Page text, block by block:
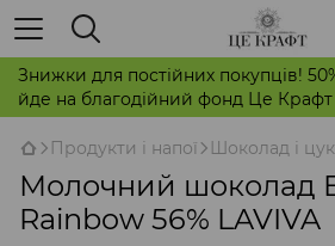
Знижки для постійних покупців!
йде на благодійний фонд Це Крафт
Продукти і напої Шоколад і
Молочний шоколад
Rainbow 56% LAVIVA